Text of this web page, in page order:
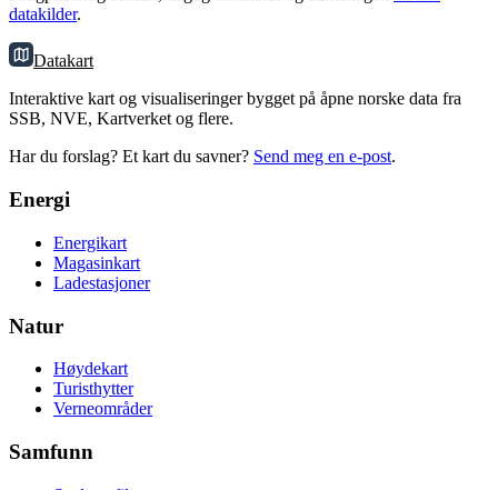
datakilder.
Datakart
Interaktive kart og visualiseringer bygget på åpne norske data fra
SSB, NVE, Kartverket og flere.
Har du forslag? Et kart du savner? Send meg en e-post.
Energi
Energikart
Magasinkart
Ladestasjoner
Natur
Høydekart
Turisthytter
Verneområder
Samfunn